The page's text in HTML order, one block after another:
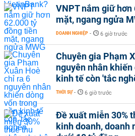
VNPT nắm giữ
mặt, ngang ngửa
DOANH NGHIỆP - 6 giờ trước
Chuyên gia Phạm
nguyên nhân
kinh tế còn 'tắc
THỜI SỰ - 6 giờ trước
Đề xuất miễn 30%
kinh doanh, doanh